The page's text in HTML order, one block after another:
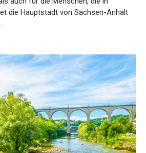
die Hauptstadt von Sachsen-Anhalt